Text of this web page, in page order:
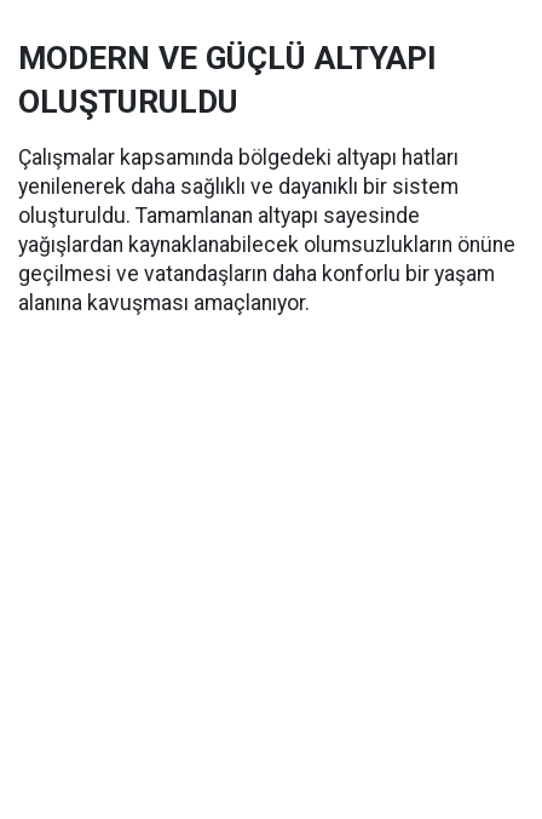
MODERN VE GÜÇLÜ ALTYAPI
OLUŞTURULDU
Çalışmalar kapsamında bölgedeki altyapı hatları
yenilenerek daha sağlıklı ve dayanıklı bir sistem
oluşturuldu. Tamamlanan altyapı sayesinde
yağışlardan kaynaklanabilecek olumsuzlukların önüne
geçilmesi ve vatandaşların daha konforlu bir yaşam
alanına kavuşması amaçlanıyor.